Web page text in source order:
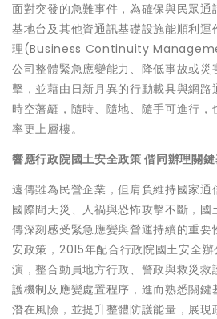
面對突發的急難事件，為確保與民眾通
基地台及其他資通訊基礎設施能順利運
理(Business Continuity
公司整體緊急應變能力、降低事故或
擊，並藉由日新月異的行動載具與網
時空藩籬，隨時、隨地、隨手可進行
率更上層樓。
響應行政院國土安全政策 偕同辦理關
遠傳雖為民營企業，但肩負維持國家
國際間天災、人禍與恐怖攻擊不斷，
傳深刻感受緊急應變與營運持續的重要
安政策，2015年配合行政院國土安全
演，整合動員地方行政、警政與救災
護機制及應變處置程序，進而熟悉關鍵
潛在風險，並提升整體防護能量，展